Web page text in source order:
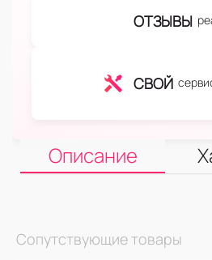
ОТЗЫВЫ
СВОЙ
Описание
Сопутствующие товары